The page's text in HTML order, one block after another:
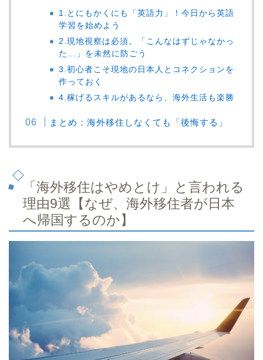
1.とにもかくにも「英語力」！今日から英語
学習を始めよう
2.現地視察は必須。「こんなはずじゃなかっ
た…」を未然に防ごう
3.初心者こそ現地の日本人とコネクションを
作っておく
4.稼げるスキルがあるなら、海外生活も楽勝
まとめ：海外移住しなくても「後悔する」
「海外移住はやめとけ」と言われる
理由9選【なぜ、海外移住者が日本
へ帰国するのか】